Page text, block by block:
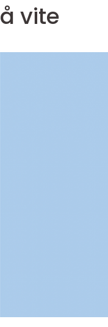
å vite